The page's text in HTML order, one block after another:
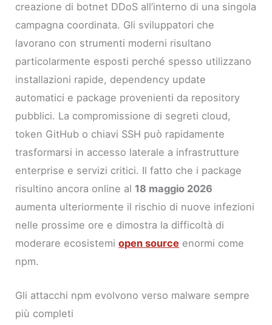
creazione di botnet DDoS all’interno di una singola
campagna coordinata. Gli sviluppatori che
lavorano con strumenti moderni risultano
particolarmente esposti perché spesso utilizzano
installazioni rapide, dependency update
automatici e package provenienti da repository
pubblici. La compromissione di segreti cloud,
token GitHub o chiavi SSH può rapidamente
trasformarsi in accesso laterale a infrastrutture
enterprise e servizi critici. Il fatto che i package
risultino ancora online al 18 maggio 2026
aumenta ulteriormente il rischio di nuove infezioni
nelle prossime ore e dimostra la difficoltà di
moderare ecosistemiopen source enormi come
npm.
Gli attacchi npm evolvono verso malware sempre
più completi